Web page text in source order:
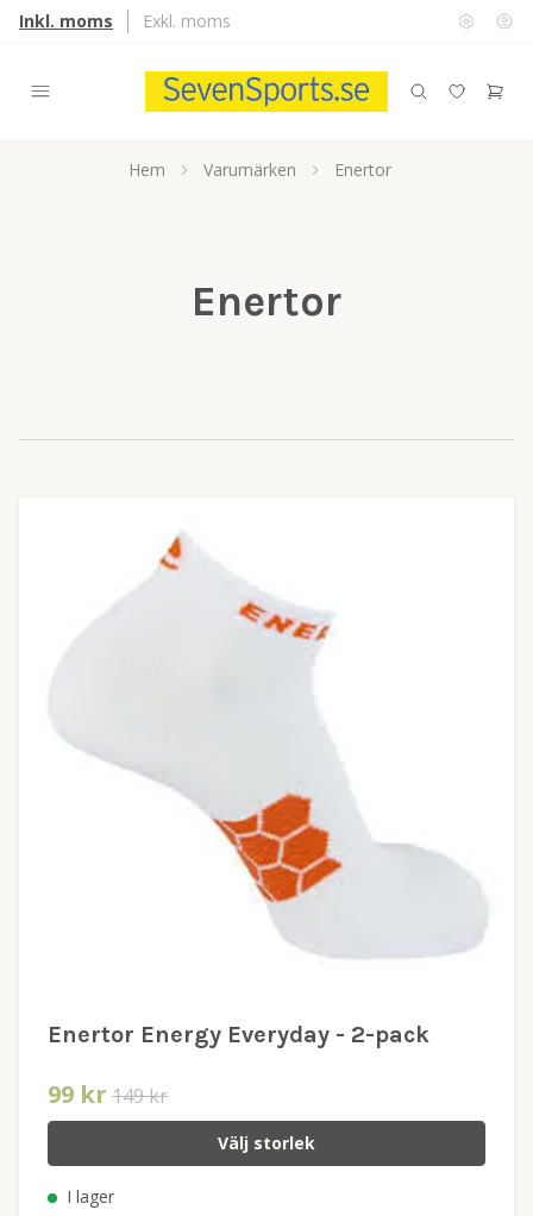
Inkl. moms Exkl. moms
Hem Varumärken Enertor
Enertor
Enertor Energy Everyday - 2-pack
99 kr 149 kr
Välj storlek
I lager